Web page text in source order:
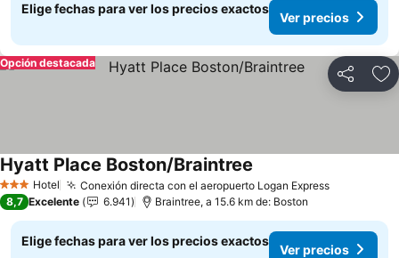
Elige fechas para ver los precios exactos
Ver precios
Compartir
Opción destacada
3 Estrellas
Hotel Conexión directa con el aeropuerto Logan ExpressVer
Hyatt Place Boston/Braintree
8,7 Excelente 6.941 Braintree, a 15.6 km de: Boston
Elige fechas para ver los precios exactos
Ver precios